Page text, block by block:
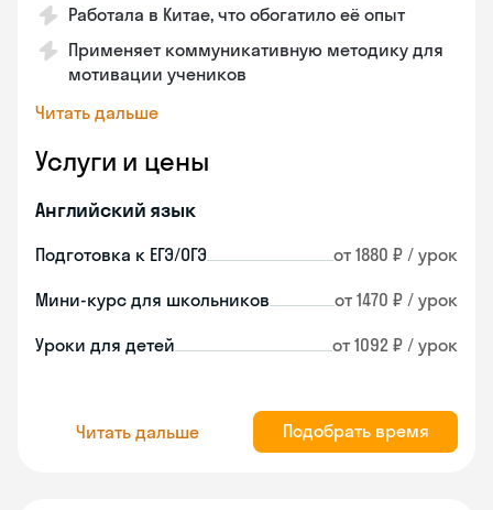
Работала в Китае, что обогатило её опыт
Применяет коммуникативную методику для
мотивации учеников
Читать дальше
Услуги и цены
Английский язык
Подготовка к ЕГЭ/ОГЭ от 1880 ₽ / урок
Мини-курс для школьников от 1470 ₽ / урок
Уроки для детей от 1092 ₽ / урок
Читать дальше Подобрать время